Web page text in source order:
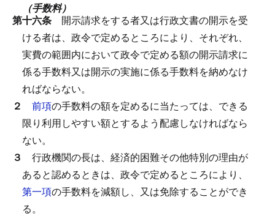
（手数料）
第十六条 開示請求をする者又は行政文書の開示を受
ける者は、政令で定めるところにより、それぞれ、
実費の範囲内において政令で定める額の開示請求に
係る手数料又は開示の実施に係る手数料を納めなけ
ればならない。
２ 前項の手数料の額を定めるに当たっては、できる
限り利用しやすい額とするよう配慮しなければなら
ない。
３ 行政機関の長は、経済的困難その他特別の理由が
あると認めるときは、政令で定めるところにより、
第一項の手数料を減額し、又は免除することができ
る。